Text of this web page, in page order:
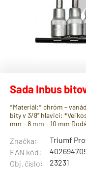
Sada Inbus
*Materiál:* chróm -
bity v 3/8” hlavici:
mm - 8 mm - 10 mm
Značka:
Triumf
EAN kód:
Obj. číslo:
23231